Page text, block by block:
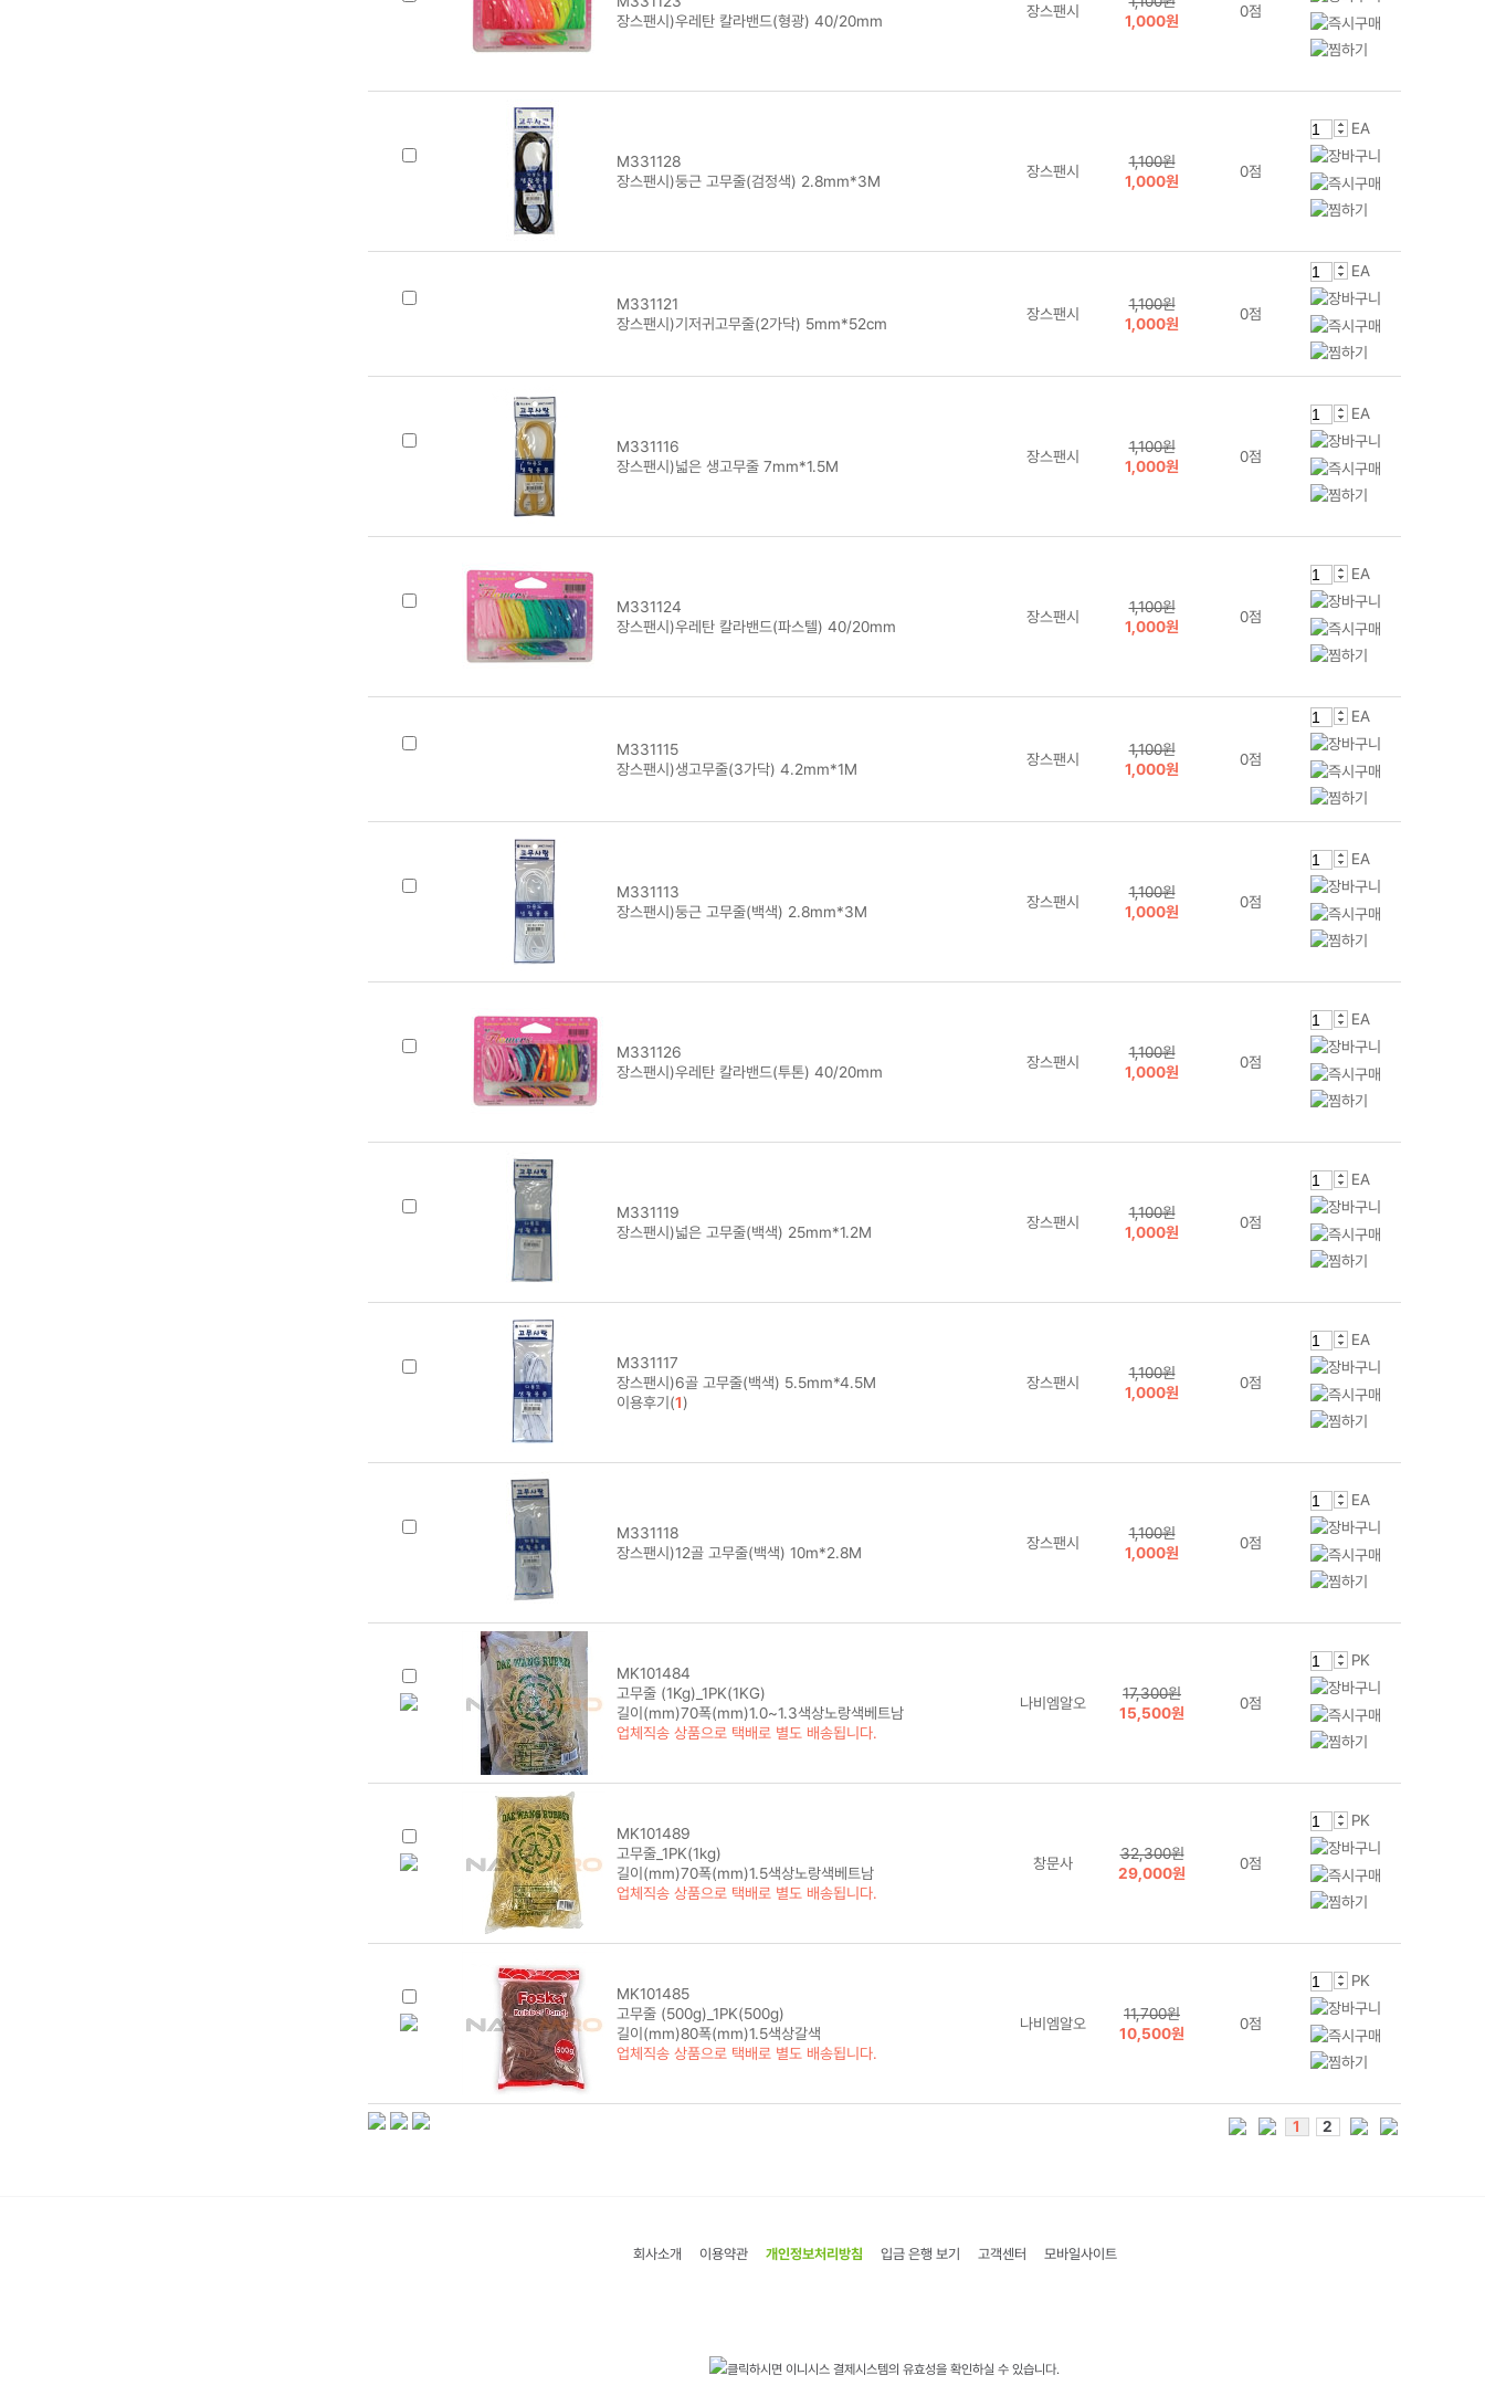
장스팬시)우레탄 칼라밴드(형광) 40/20mm
장스팬시
1,000원
0점
M331128
장스팬시)둥근 고무줄(검정색) 2.8mm*3M
장스팬시
1,100원
1,000원
0점
EA
M331121
장스팬시)기저귀고무줄(2가닥) 5mm*52cm
장스팬시
1,100원
1,000원
0점
EA
M331116
장스팬시)넓은 생고무줄 7mm*1.5M
장스팬시
1,100원
1,000원
0점
EA
M331124
장스팬시)우레탄 칼라밴드(파스텔) 40/20mm
장스팬시
1,100원
1,000원
0점
EA
M331115
장스팬시)생고무줄(3가닥) 4.2mm*1M
장스팬시
1,100원
1,000원
0점
EA
M331113
장스팬시)둥근 고무줄(백색) 2.8mm*3M
장스팬시
1,100원
1,000원
0점
EA
M331126
장스팬시)우레탄 칼라밴드(투톤) 40/20mm
장스팬시
1,100원
1,000원
0점
EA
M331119
장스팬시)넓은 고무줄(백색) 25mm*1.2M
장스팬시
1,100원
1,000원
0점
EA
M331117
장스팬시)6골 고무줄(백색) 5.5mm*4.5M
이용후기(1)
장스팬시
1,100원
1,000원
0점
EA
M331118
장스팬시)12골 고무줄(백색) 10m*2.8M
장스팬시
1,100원
1,000원
0점
EA
MK101484
고무줄 (1Kg)_1PK(1KG)
길이(mm)70폭(mm)1.0~1.3색상노랑색베트남
업체직송 상품으로 택배로 별도 배송됩니다.
나비엠알오
17,300원
15,500원
0점
PK
MK101489
고무줄_1PK(1kg)
길이(mm)70폭(mm)1.5색상노랑색베트남
업체직송 상품으로 택배로 별도 배송됩니다.
창문사
32,300원
29,000원
0점
PK
MK101485
고무줄 (500g)_1PK(500g)
길이(mm)80폭(mm)1.5색상갈색
업체직송 상품으로 택배로 별도 배송됩니다.
나비엠알오
11,700원
10,500원
0점
PK
1 2
회사소개 이용약관 개인정보처리방침 입금 은행 보기 고객센터 모바일사이트